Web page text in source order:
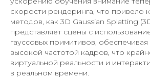
скорости рендеринга, что привело
методов, как 3D Gaussian Splatting
представляет сцены с
гауссовых примитивов,
высокой частотой кадров, что
виртуальной реальности и
в реальном времени.